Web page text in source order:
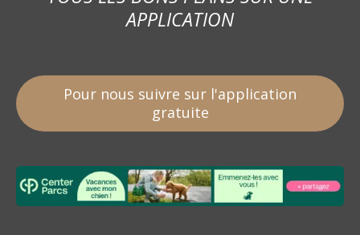
APPLICATION
Pour nous suivre sur l'application
gratuite